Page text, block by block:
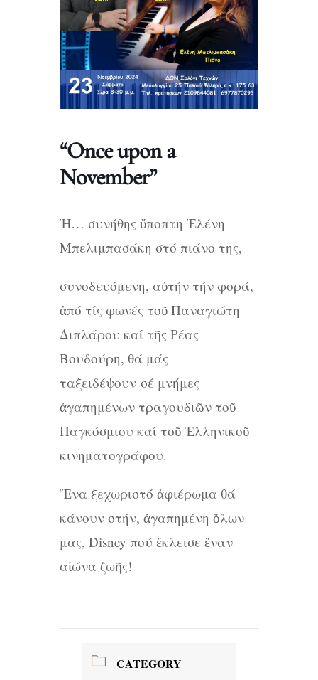
“Once upon a
November”
Ἡ… συνήθης ὔποπτη Ἑλένη
Μπελιμπασάκη στό πιάνο της,
συνοδευόμενη, αὐτήν τήν φορά,
ἀπό τίς φωνές τοῦ Παναγιώτη
Διπλάρου καί τῆς Ρέας
Βουδούρη, θά μάς
ταξειδέψουν σέ μνήμες
ἀγαπημένων τραγουδιῶν τοῦ
Παγκόσμιου καί τοῦ Ἑλληνικοῦ
κινηματογράφου.
Ἕνα ξεχωριστό ἀφιέρωμα θά
κάνουν στήν, ἀγαπημένη ὅλων
μας, Disney πού ἔκλεισε ἕναν
αἰώνα ζωῆς!
CATEGORY